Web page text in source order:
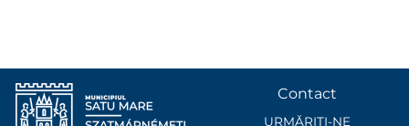
Contact
URMĂRIȚI-NE